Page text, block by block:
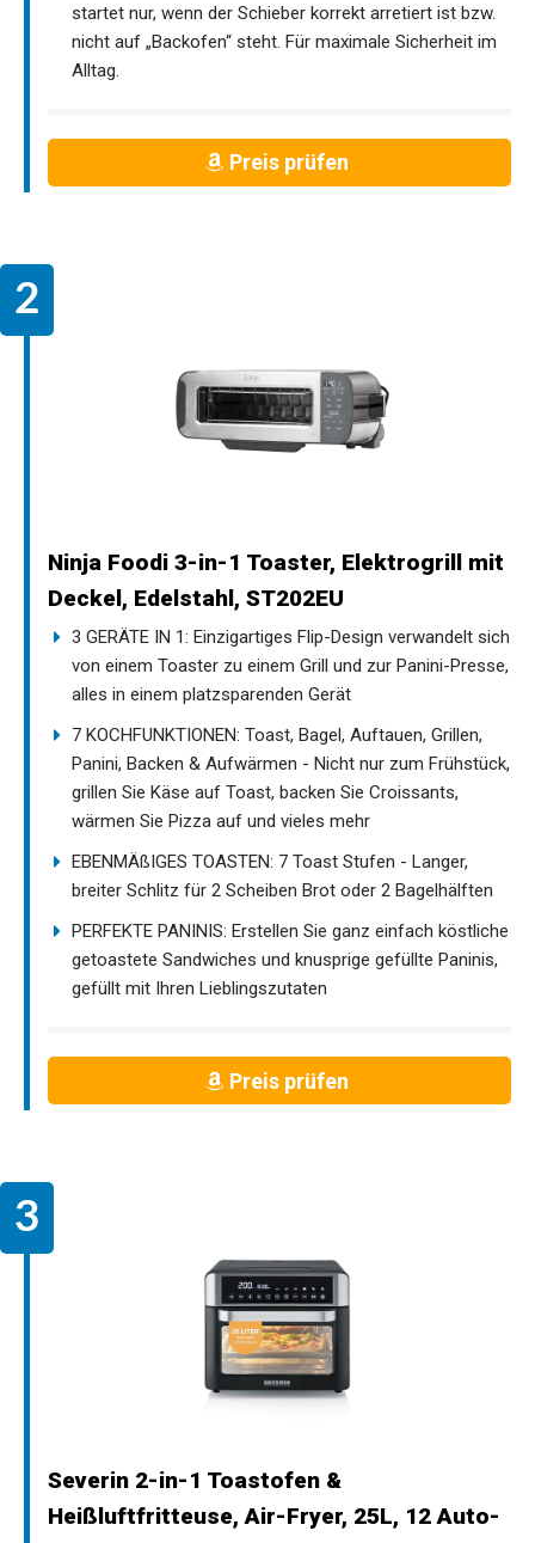
startet nur, wenn der Schieber korrekt arretiert ist bzw.
nicht auf „Backofen“ steht. Für maximale Sicherheit im
Alltag.
Preis prüfen
Ninja Foodi 3-in-1 Toaster, Elektrogrill mit
Deckel, Edelstahl, ST202EU
3 GERÄTE IN 1: Einzigartiges Flip-Design verwandelt sich
von einem Toaster zu einem Grill und zur Panini-Presse,
alles in einem platzsparenden Gerät
7 KOCHFUNKTIONEN: Toast, Bagel, Auftauen, Grillen,
Panini, Backen & Aufwärmen - Nicht nur zum Frühstück,
grillen Sie Käse auf Toast, backen Sie Croissants,
wärmen Sie Pizza auf und vieles mehr
EBENMÄßIGES TOASTEN: 7 Toast Stufen - Langer,
breiter Schlitz für 2 Scheiben Brot oder 2 Bagelhälften
PERFEKTE PANINIS: Erstellen Sie ganz einfach köstliche
getoastete Sandwiches und knusprige gefüllte Paninis,
gefüllt mit Ihren Lieblingszutaten
Preis prüfen
Severin 2-in-1 Toastofen &
Heißluftfritteuse, Air-Fryer, 25L, 12 Auto-